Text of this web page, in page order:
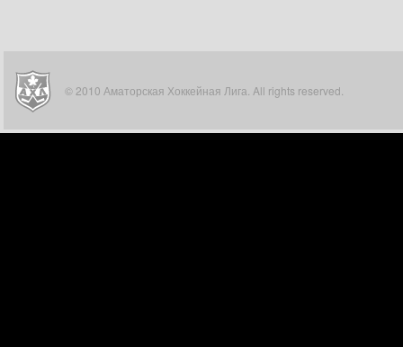
© 2010 Аматорская Хоккейная Лига. All rights reserved.